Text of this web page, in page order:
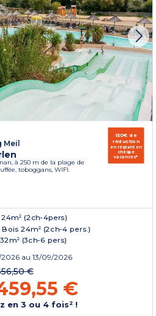
Meil
à 250 m de la plage de
toboggans, WIFI.
150€ de
réduction
en réglant en
chèque
vacances*
(2ch-4pers)
24m² (2ch-4 pers.)
(3ch-6 pers)
au 13/09/2026
€
€
en 3 ou 4 fois² !